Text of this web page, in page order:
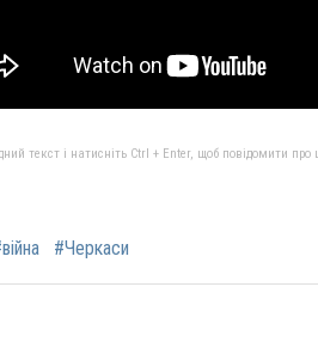
текст і натисніть Ctrl + Enter, щоб повідомити про
#Черкаси